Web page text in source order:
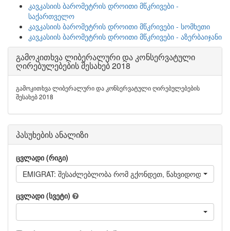
კავკასიის ბარომეტრის დროითი მწკრივები -
საქართველო
კავკასიის ბარომეტრის დროითი მწკრივები - სომხეთი
კავკასიის ბარომეტრის დროითი მწკრივები - აზერბაიჯანი
გამოკითხვა ლიბერალური და კონსერვატული
ღირებულებების შესახებ 2018
გამოკითხვა ლიბერალური და კონსერვატული ღირებულებების
შესახებ 2018
პასუხების ანალიზი
ცვლადი (რიგი)
EMIGRAT: შესაძლებლობა რომ გქონდეთ, წახვიდოდით თუ
ცვლადი (სვეტი)